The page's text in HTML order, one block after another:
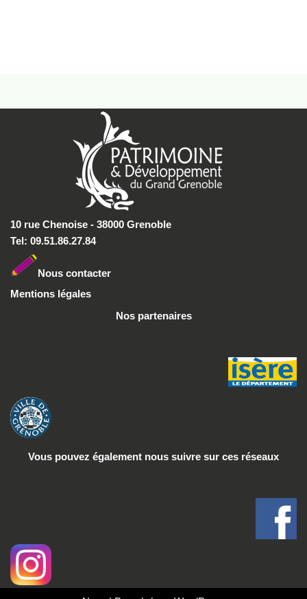
10 rue Chenoise - 38000 Grenoble
Tel: 09.51.86.27.84
Nous contacter
Mentions légales
Nos partenaires
Vous pouvez également nous suivre sur ces réseaux